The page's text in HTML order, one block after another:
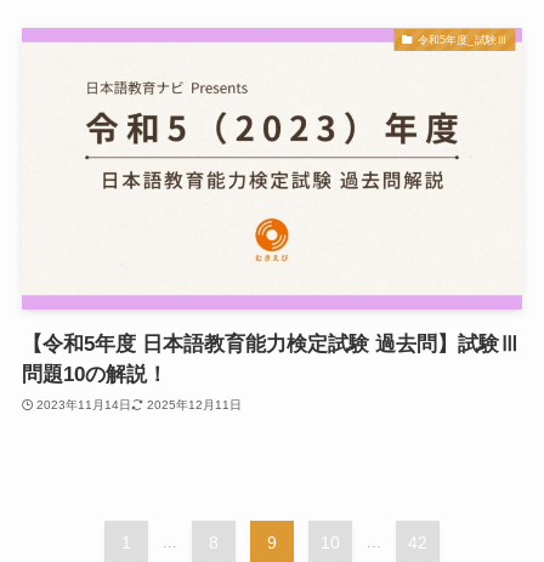
令和5年度_試験Ⅲ
【令和5年度 日本語教育能力検定試験 過去問】試験Ⅲ
問題10の解説！
2023年11月14日 2025年12月11日
1 ... 8 9 10 ... 42